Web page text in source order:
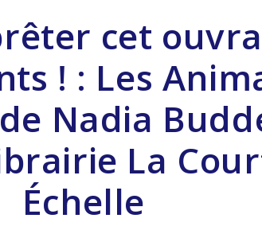
cet
! : Les
Nadia
La
Échelle